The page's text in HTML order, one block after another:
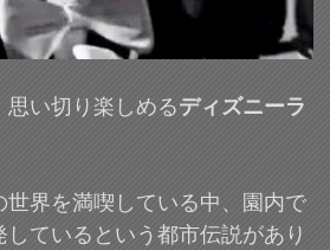
い切り楽しめるディズニーラ
世界を満喫している中、園内で
しているという都市伝説があり